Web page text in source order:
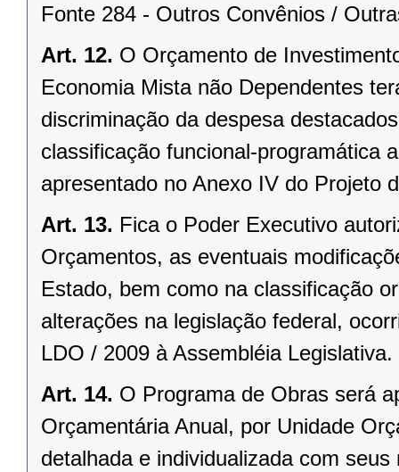
Fonte 284 - Outros Convênios /
Art. 12. O Orçamento de
Economia Mista não Dependentes
discriminação da despesa
classificação funcional-programática
apresentado no Anexo IV do Projeto
Art. 13. Fica o Poder Executivo
Orçamentos, as eventuais
Estado, bem como na classificação
alterações na legislação federal,
LDO / 2009 à Assembléia Legislativa.
Art. 14. O Programa de Obras será
Orçamentária Anual, por Unidade
detalhada e individualizada com